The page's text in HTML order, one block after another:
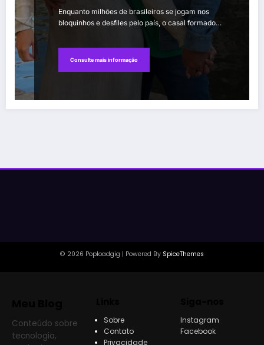
Enquanto milhões de brasileiros se jogam nos
bloquinhos e desfiles pelo país, o casal formado…
Consulte mais informação
© 2026 Poploadgig | Powered By SpiceThemes
Conteúdo sobre
tecnologia,
Sobre
Contato
Privacidade
Instagram
Facebook